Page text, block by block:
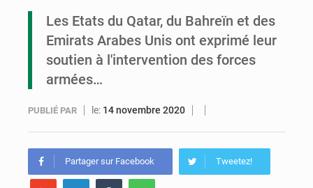
Les Etats du Qatar, du Bahreïn et des
Emirats Arabes Unis ont exprimé leur
soutien à l'intervention des forces
armées…
PUBLIÉ PAR le: 14 novembre 2020
Partager sur Facebook Tweetez!